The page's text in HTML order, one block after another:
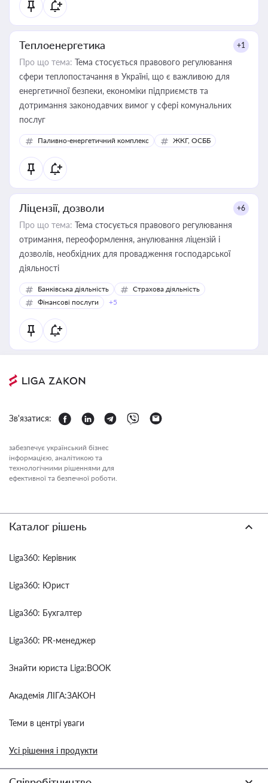
Теплоенергетика +1
Про що тема: Тема стосується правового регулювання
сфери теплопостачання в Україні, що є важливою для
енергетичної безпеки, економіки підприємств та
дотримання законодавчих вимог у сфері комунальних
послуг
Паливно-енергетичний комплекс ЖКГ, ОСББ
Ліцензії, дозволи +6
Про що тема: Тема стосується правового регулювання
отримання, переоформлення, анулювання ліцензій і
дозволів, необхідних для провадження господарської
діяльності
Банківська діяльність
Страхова діяльність
Фінансові послуги
+5
Зв'язатися:
забезпечує український бізнес
інформацією, аналітикою та
технологічними рішеннями для
ефективної та безпечної роботи.
Каталог рішень
Liga360: Керівник
Liga360: Юрист
Liga360: Бухгалтер
Liga360: PR-менеджер
Знайти юриста Liga:BOOK
Академія ЛІГА:ЗАКОН
Теми в центрі уваги
Усі рішення і продукти